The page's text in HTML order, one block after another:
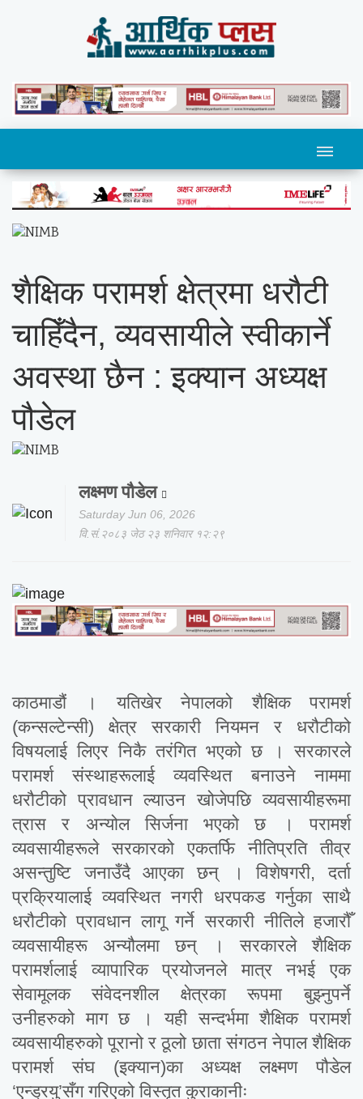
शैक्षिक परामर्श क्षेत्रमा धरौटी
चाहिँदैन, व्यवसायीले स्वीकार्ने
अवस्था छैन : इक्यान अध्यक्ष
पौडेल
लक्ष्मण पौडेल
Saturday Jun 06, 2026
वि.सं.२०८३ जेठ २३ शनिवार १२:२९
काठमाडौं । यतिखेर नेपालको शैक्षिक परामर्श
(कन्सल्टेन्सी) क्षेत्र सरकारी नियमन र धरौटीको
विषयलाई लिएर निकै तरंगित भएको छ । सरकारले
परामर्श संस्थाहरूलाई व्यवस्थित बनाउने नाममा
धरौटीको प्रावधान ल्याउन खोजेपछि व्यवसायीहरूमा
त्रास र अन्योल सिर्जना भएको छ । परामर्श
व्यवसायीहरूले सरकारको एकतर्फि नीतिप्रति तीव्र
असन्तुष्टि जनाउँदै आएका छन् । विशेषगरी, दर्ता
प्रक्रियालाई व्यवस्थित नगरी धरपकड गर्नुका साथै
धरौटीको प्रावधान लागू गर्ने सरकारी नीतिले हजारौँ
व्यवसायीहरू अन्यौलमा छन् । सरकारले शैक्षिक
परामर्शलाई व्यापारिक प्रयोजनले मात्र नभई एक
सेवामूलक संवेदनशील क्षेत्रका रूपमा बुझ्नुपर्ने
उनीहरुको माग छ । यही सन्दर्भमा शैक्षिक परामर्श
व्यवसायीहरुको पूरानो र ठूलो छाता संगठन नेपाल शैक्षिक
परामर्श संघ (इक्यान)का अध्यक्ष लक्ष्मण पौडेल
‘एन्ड्रयु’सँग गरिएको विस्तृत कुराकानीः